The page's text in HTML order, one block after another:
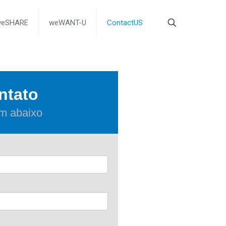
weWANT-U ContactUS
abaixo